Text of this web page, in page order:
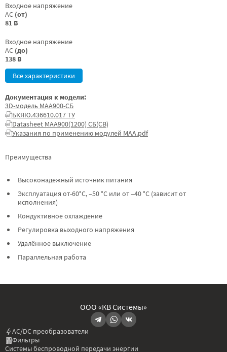
Входное напряжение
AC (от)
81 В
Входное напряжение
AC (до)
138 В
Все характеристики
Преимущества
Высоконадежный источник питания
Эксплуатация от-60°C, –50 °C или от –40 °C (зависит от
исполнения)
Кондуктивное охлаждение
Регулировка выходного напряжения
Удалённое выключение
Параллельная работа
Документация к модели:
3D-модель МАА900-СБ
БКЯЮ.436610.017 ТУ
Datasheet МАА900(1200) СБ(СВ)
Указания по применению модулей МАА.pdf
ООО «КВ Системы»
AC/DC преобразователи
Фильтры
Системы беспроводной передачи энергии